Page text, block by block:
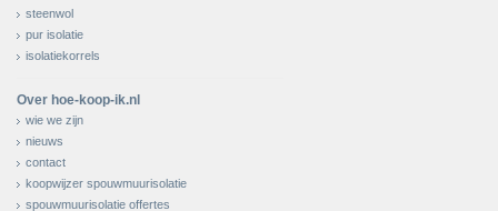
steenwol
pur isolatie
isolatiekorrels
Over hoe-koop-ik.nl
wie we zijn
nieuws
contact
koopwijzer spouwmuurisolatie
spouwmuurisolatie offertes